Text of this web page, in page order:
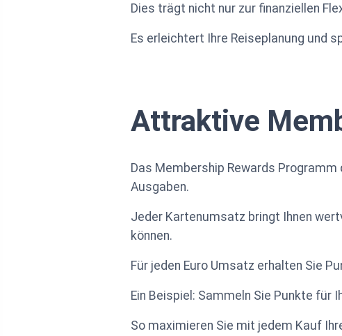
Dies trägt nicht nur zur finanziellen
Es erleichtert Ihre Reiseplanung und
Attraktive
Das Membership Rewards
Ausgaben.
Jeder Kartenumsatz bringt Ihnen
können.
Für jeden Euro Umsatz erhalten Sie
Ein Beispiel: Sammeln Sie Punkte für
So maximieren Sie mit jedem Kauf